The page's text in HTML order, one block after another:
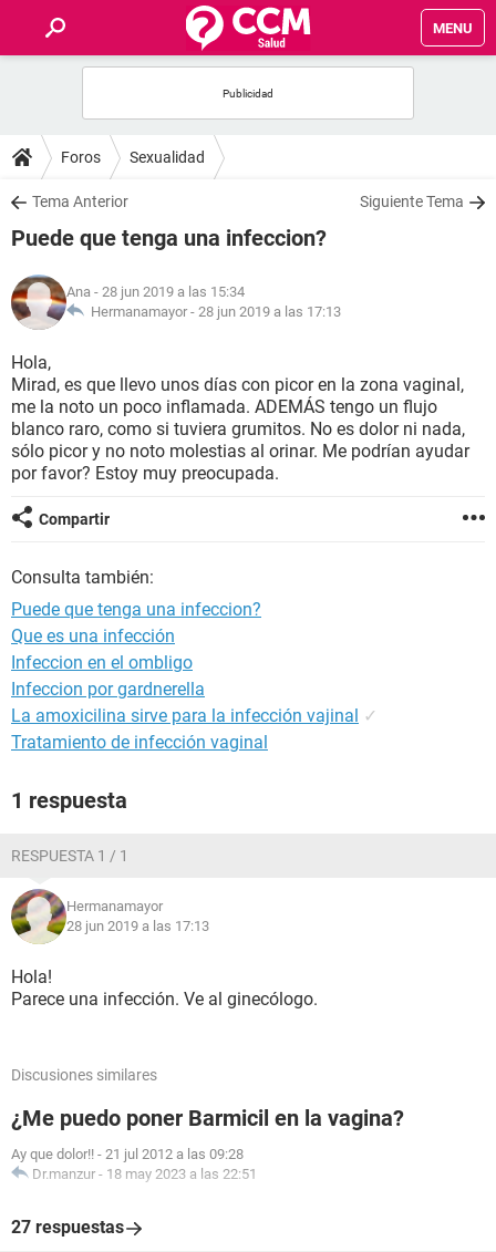
MENU
FOROS
SALUD
NUTRICIÓN
BIENESTAR
SEXUALIDAD
GLOSARIO
Foros Sexualidad
Tema Anterior Siguiente Tema
Puede que tenga una infeccion?
Ana - 28 jun 2019 a las 15:34
Hermanamayor - 28 jun 2019 a las 17:13
Hola,
Mirad, es que llevo unos días con picor en la zona vaginal,
me la noto un poco inflamada. ADEMÁS tengo un flujo
blanco raro, como si tuviera grumitos. No es dolor ni nada,
sólo picor y no noto molestias al orinar. Me podrían ayudar
por favor? Estoy muy preocupada.
Compartir
Consulta también:
Puede que tenga una infeccion?
Que es una infección
Infeccion en el ombligo
Infeccion por gardnerella
La amoxicilina sirve para la infección vajinal ✓
Tratamiento de infección vaginal
1 respuesta
RESPUESTA 1 / 1
Hermanamayor
28 jun 2019 a las 17:13
Hola!
Parece una infección. Ve al ginecólogo.
Discusiones similares
¿Me puedo poner Barmicil en la vagina?
Ay que dolor!! - 21 jul 2012 a las 09:28
Dr.manzur - 18 may 2023 a las 22:51
27 respuestas